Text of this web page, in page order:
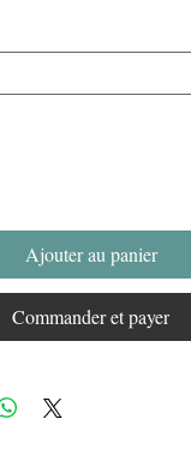
Ajouter au panier
Commander et payer